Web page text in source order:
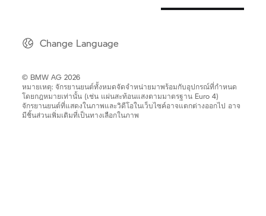
Change Language
© BMW AG 2026
หมายเหตุ: จักรยานยนต์ทั้งหมดจัดจำหน่ายมาพร้อมกับอุปกรณ์ที่กำหนด
โดยกฎหมายเท่านั้น (เช่น แผ่นสะท้อนแสงตามมาตรฐาน Euro 4)
จักรยานยนต์ที่แสดงในภาพและวิดีโอในเว็บไซค์อาจแตกต่างออกไป อาจ
มีชิ้นส่วนเพิ่มเติมที่เป็นทางเลือกในภาพ